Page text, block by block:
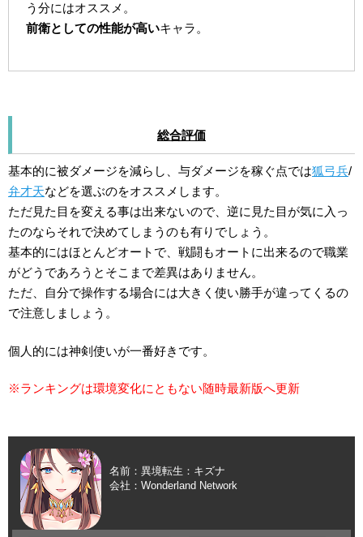
う分にはオススメ。
前衛としての性能が高いキャラ。
総合評価
基本的に被ダメージを減らし、与ダメージを稼ぐ点では狐弓兵/
弁才天などを選ぶのをオススメします。
ただ見た目を変える事は出来ないので、逆に見た目が気に入っ
たのならそれで決めてしまうのも有りでしょう。
基本的にはほとんどオートで、戦闘もオートに出来るので職業
がどうであろうとそこまで差異はありません。
ただ、自分で操作する場合には大きく使い勝手が違ってくるの
で注意しましょう。
個人的には神剣使いが一番好きです。
※ランキングは環境変化にともない随時最新版へ更新
名前：異境転生：キズナ
会社：Wonderland Network